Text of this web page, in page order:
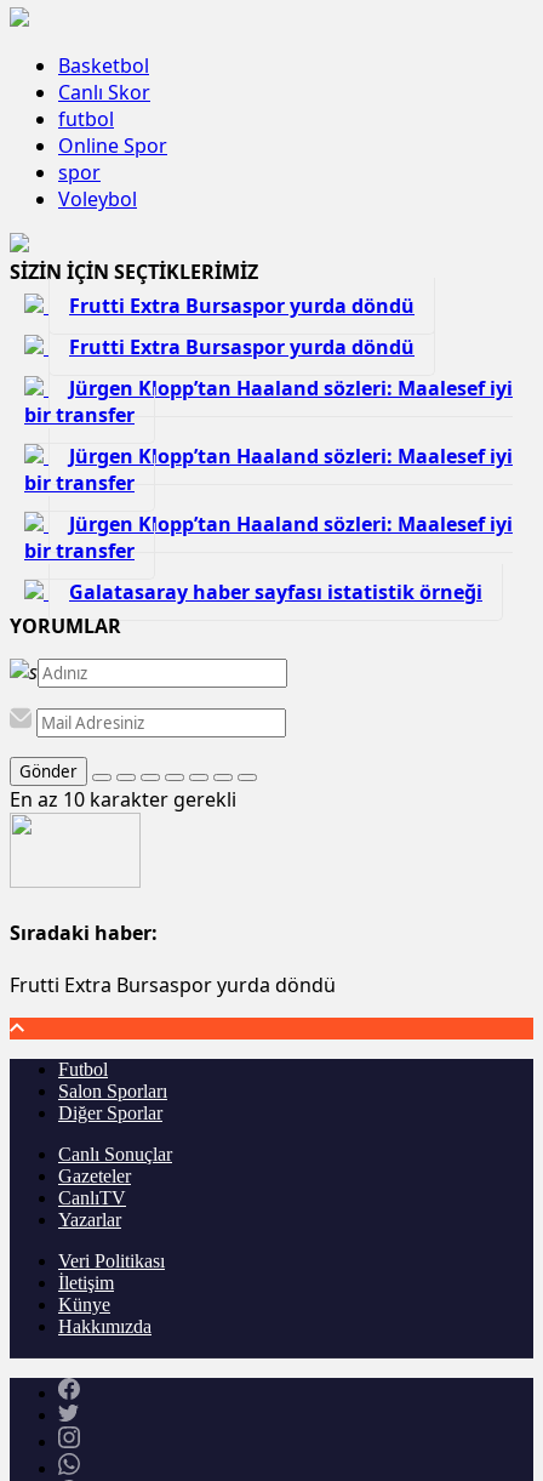
Basketbol
Canlı Skor
futbol
Online Spor
spor
Voleybol
SİZİN İÇİN SEÇTİKLERİMİZ
Frutti Extra Bursaspor yurda döndü
Frutti Extra Bursaspor yurda döndü
Jürgen Klopp’tan Haaland sözleri: Maalesef iyi
bir transfer
Jürgen Klopp’tan Haaland sözleri: Maalesef iyi
bir transfer
Jürgen Klopp’tan Haaland sözleri: Maalesef iyi
bir transfer
Galatasaray haber sayfası istatistik örneği
YORUMLAR
Gönder
En az 10 karakter gerekli
Sıradaki haber:
Frutti Extra Bursaspor yurda döndü
Futbol
Salon Sporları
Diğer Sporlar
Canlı Sonuçlar
Gazeteler
CanlıTV
Yazarlar
Veri Politikası
İletişim
Künye
Hakkımızda